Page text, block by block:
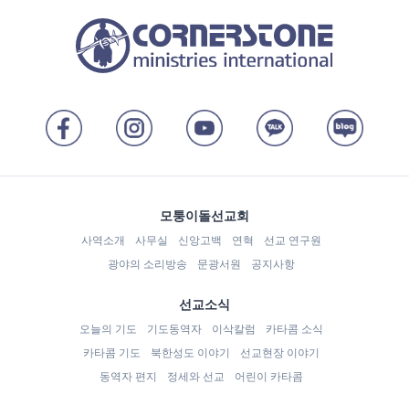
모퉁이돌선교회
사역소개 사무실 신앙고백 연혁
선교 연구원
광야의 소리방송
문광서원 공지사항
선교소식
오늘의 기도 기도동역자 이삭칼럼
카타콤 소식
카타콤 기도
북한성도 이야기
선교현장 이야기
동역자 편지
정세와 선교 어린이 카타콤